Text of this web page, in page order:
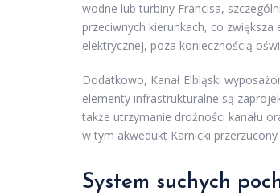
wodne lub turbiny Francisa,
przeciwnych kierunkach, co
elektrycznej, poza koniecznością
Dodatkowo, Kanał Elbląski
elementy infrastrukturalne są
także utrzymanie drożności kanału
w tym akwedukt Karnicki
System suchych